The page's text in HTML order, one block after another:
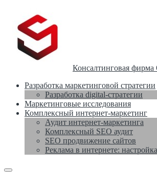
Консалтинговая
Разработка маркетинговой стратегии
Разработка digital-стратегии
Маркетинговые исследования
Комплексный интернет-маркетинг
Аудит интернет-маркетинга
Комплексный SEO аудит
SEO продвижение сайтов
Реклама в интернете: